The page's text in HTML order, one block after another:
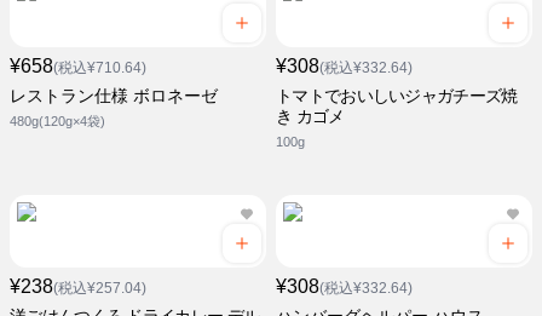
¥658(税込¥710.64)
レストラン仕様 ボロネーゼ
480g(120g×4袋)
¥308(税込¥332.64)
トマトでおいしいジャガチーズ焼
き カゴメ
100g
¥238(税込¥257.04) ¥308(税込¥332.64)